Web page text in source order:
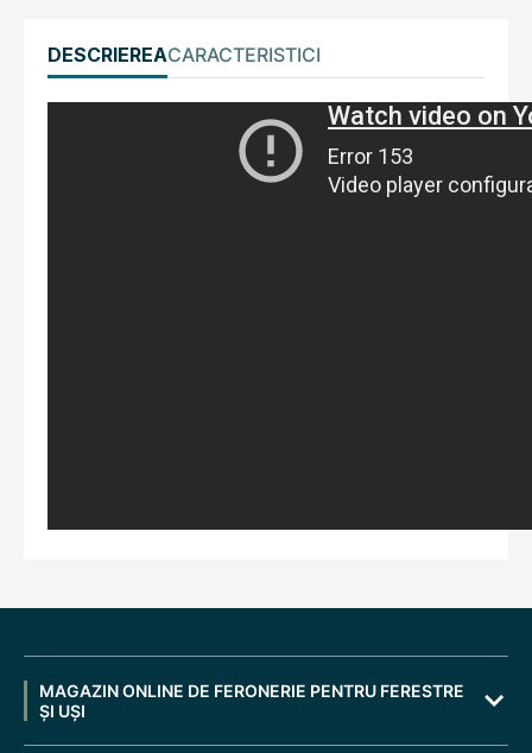
DESCRIEREACARACTERISTICI
MAGAZIN ONLINE DE FERONERIE PENTRU FERESTRE
ȘI UȘI